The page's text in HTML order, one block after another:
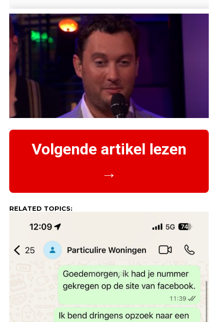
Volgende artikel lezen
→
RELATED TOPICS: